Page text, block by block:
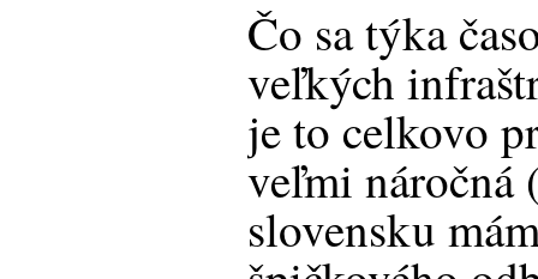
Čo sa týka
veľkých
je to celkovo
veľmi náročná
slovensku